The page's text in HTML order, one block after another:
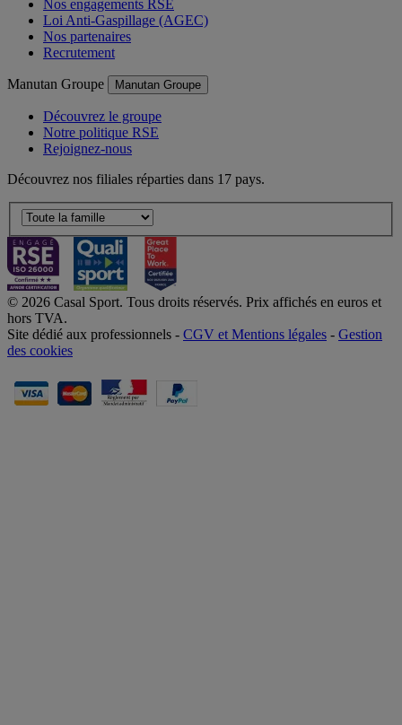
Nos engagements RSE
Loi Anti-Gaspillage (AGEC)
Nos partenaires
Recrutement
Manutan Groupe Manutan Groupe
Découvrez le groupe
Notre politique RSE
Rejoignez-nous
Découvrez nos filiales réparties dans 17 pays.
© 2026 Casal Sport. Tous droits réservés. Prix affichés en euros et
hors TVA.
Site dédié aux professionnels - CGV et Mentions légales - Gestion
des cookies